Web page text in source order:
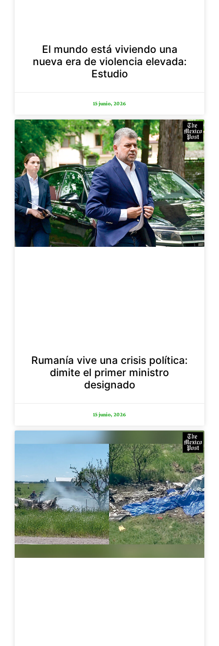
El mundo está viviendo una
nueva era de violencia elevada:
Estudio
15 junio, 2026
Rumanía vive una crisis política:
dimite el primer ministro
designado
15 junio, 2026